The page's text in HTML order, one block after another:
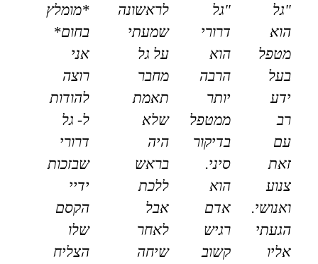
"גל
הוא
מטפל
בעל
ידע
רב
עם
זאת
צנוע
ואנושי.
הגעתי
אליו
"גל
דרורי
הוא
הרבה
יותר
ממטפל
בדיקור
סיני.
הוא
אדם
רגיש
קשוב
לראשונה
שמעתי
על גל
מחבר
תאמת
שלא
היה
בראש
ללכת
אבל
לאחר
שיחה
*מומלץ
בחום*
אני
רוצה
להודות
ל- גל
דרורי
שבזכות
ידיי
הקסם
שלו
הצליח